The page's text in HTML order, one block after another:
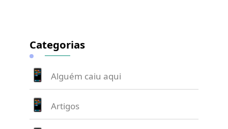
Categorias
Alguém caiu aqui
Artigos